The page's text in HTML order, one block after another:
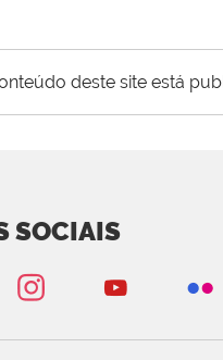
deste site está
SOCIAIS